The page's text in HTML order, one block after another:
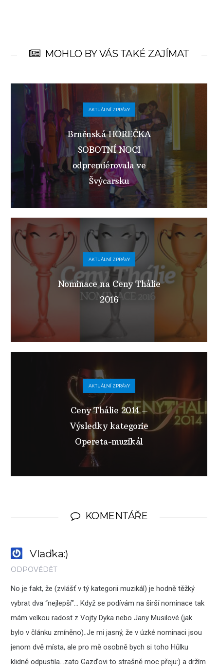
MOHLO BY VÁS TAKÉ ZAJÍMAT
AKTUÁLNÍ ZPRÁVY
Brněnská HOREČKA
SOBOTNÍ NOCI
odpremiérovala ve
Švýcarsku
AKTUÁLNÍ ZPRÁVY
Nominace na Ceny Thálie
2016
AKTUÁLNÍ ZPRÁVY
Ceny Thálie 2014 –
Výsledky kategorie
Opereta-muzikál
KOMENTÁŘE
Vlaďka:)
ODPOVĚDĚT
No je fakt, že (zvlášť v tý kategorii muzikál) je hodně těžký
vybrat dva “nejlepší”… Když se podívám na širší nominace tak
mám velkou radost z Vojty Dyka nebo Jany Musilové (jak
bylo v článku zmíněno)..Je mi jasný, že v úzké nominaci jsou
jenom dvě místa, ale pro mě osobně bych si toho Hůlku
klidně odpustila…zato Gazďovi to strašně moc přeju:) a držím